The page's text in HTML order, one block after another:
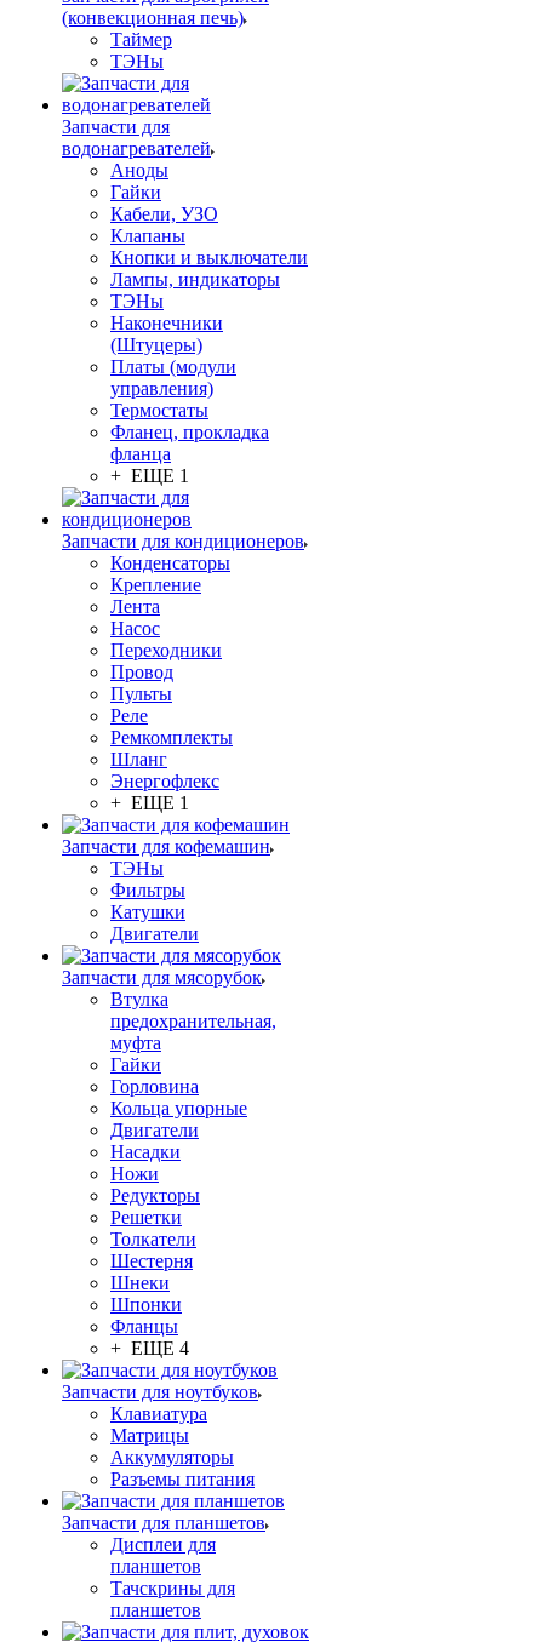
(конвекционная печь)
Таймер
ТЭНы
Запчасти для
водонагревателей
Аноды
Гайки
Кабели, УЗО
Клапаны
Кнопки и выключатели
Лампы, индикаторы
ТЭНы
Наконечники
(Штуцеры)
Платы (модули
управления)
Термостаты
Фланец, прокладка
фланца
+ ЕЩЕ 1
Запчасти для кондиционеров
Конденсаторы
Крепление
Лента
Насос
Переходники
Провод
Пульты
Реле
Ремкомплекты
Шланг
Энергофлекс
+ ЕЩЕ 1
Запчасти для кофемашин
ТЭНы
Фильтры
Катушки
Двигатели
Запчасти для мясорубок
Втулка
предохранительная,
муфта
Гайки
Горловина
Кольца упорные
Двигатели
Насадки
Ножи
Редукторы
Решетки
Толкатели
Шестерня
Шнеки
Шпонки
Фланцы
+ ЕЩЕ 4
Запчасти для ноутбуков
Клавиатура
Матрицы
Аккумуляторы
Разъемы питания
Запчасти для планшетов
Дисплеи для
планшетов
Тачскрины для
планшетов